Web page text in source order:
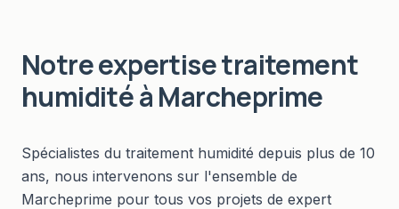
Notre expertisetraitement
humiditéàMarcheprime
Spécialistes du traitement humidité depuis plus de 10
ans, nous intervenons sur l'ensemble de
Marcheprime pour tous vos projets de expert